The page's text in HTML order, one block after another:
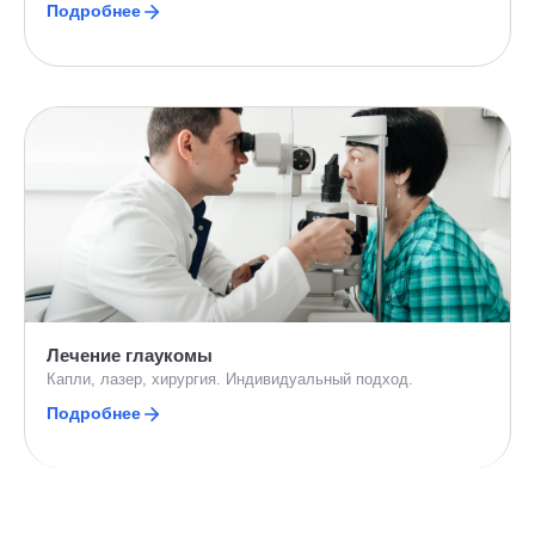
Подробнее
Лечение глаукомы
Капли, лазер, хирургия. Индивидуальный подход.
Подробнее